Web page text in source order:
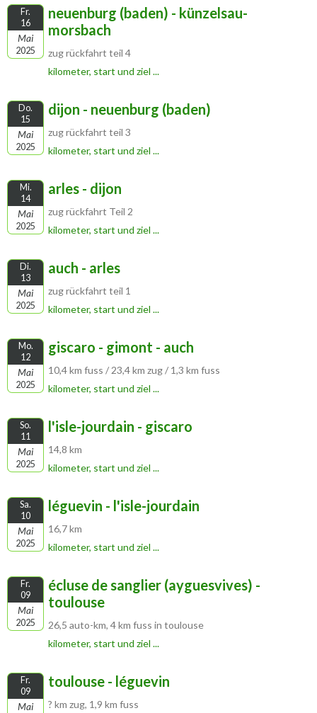
Fr.
16
Mai
2025
neuenburg (baden) - künzelsau-
morsbach
zug rückfahrt teil 4
kilometer, start und ziel ...
Do.
15
Mai
2025
dijon - neuenburg (baden)
zug rückfahrt teil 3
kilometer, start und ziel ...
Mi.
14
Mai
2025
arles - dijon
zug rückfahrt Teil 2
kilometer, start und ziel ...
Di.
13
Mai
2025
auch - arles
zug rückfahrt teil 1
kilometer, start und ziel ...
Mo.
12
Mai
2025
giscaro - gimont - auch
10,4 km fuss / 23,4 km zug / 1,3 km fuss
kilometer, start und ziel ...
So.
11
Mai
2025
l'isle-jourdain - giscaro
14,8 km
kilometer, start und ziel ...
Sa.
10
Mai
2025
léguevin - l'isle-jourdain
16,7 km
kilometer, start und ziel ...
Fr.
09
Mai
2025
écluse de sanglier (ayguesvives) -
toulouse
26,5 auto-km, 4 km fuss in toulouse
kilometer, start und ziel ...
Fr.
09
Mai
toulouse - léguevin
? km zug, 1,9 km fuss